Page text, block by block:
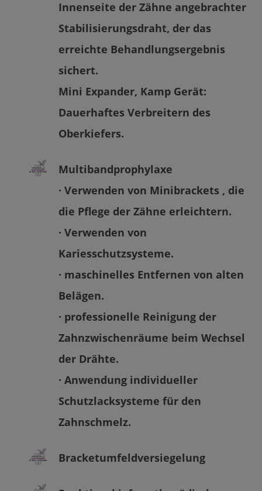
Innenseite der Zähne angebrachter
Stabilisierungsdraht, der das
erreichte Behandlungsergebnis
sichert.
Mini Expander, Kamp Gerät:
Dauerhaftes Verbreitern des
Oberkiefers.
Multibandprophylaxe
· Verwenden von Minibrackets , die
die Pflege der Zähne erleichtern.
· Verwenden von
Kariesschutzsysteme.
· maschinelles Entfernen von alten
Belägen.
· professionelle Reinigung der
Zahnzwischenräume beim Wechsel
der Drähte.
· Anwendung individueller
Schutzlacksysteme für den
Zahnschmelz.
Bracketumfeldversiegelung